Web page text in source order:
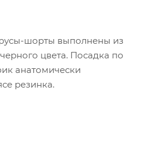
шорты выполнены из
цвета. Посадка по
анатомически
резинка.